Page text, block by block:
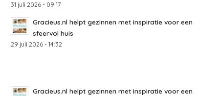
31 juli 2026 - 09:17
Gracieus.nl helpt gezinnen met inspiratie voor een
sfeervol huis
29 juli 2026 - 14:32
Gracieus.nl helpt gezinnen met inspiratie voor een